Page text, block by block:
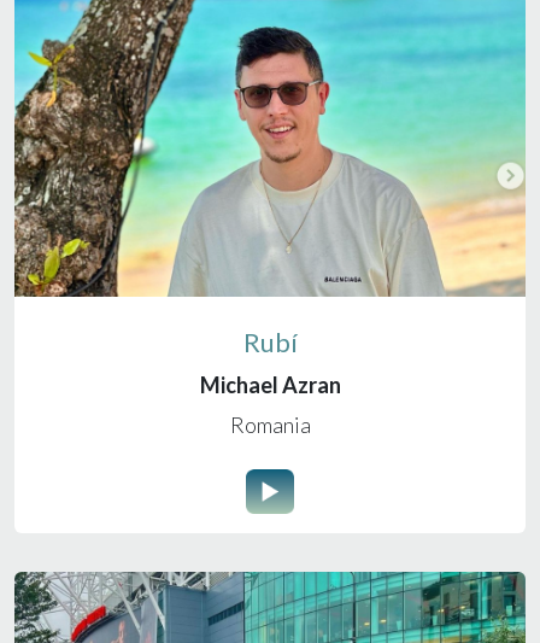
Rubí
Michael Azran
Romania